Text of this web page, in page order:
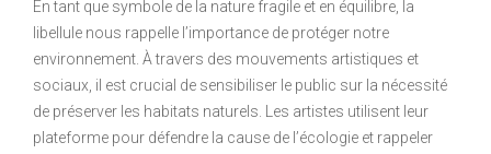
En tant que symbole de la nature fragile et en équilibre, la
libellule nous rappelle l’importance de protéger notre
environnement. À travers des mouvements artistiques et
sociaux, il est crucial de sensibiliser le public sur la nécessité
de préserver les habitats naturels. Les artistes utilisent leur
plateforme pour défendre la cause de l’écologie et rappeler